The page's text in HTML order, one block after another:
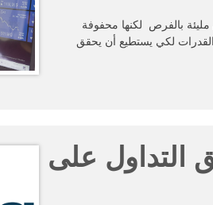
بالفرص لكنها محفوفة
لكي يستطيع أن يحقق
التداول على